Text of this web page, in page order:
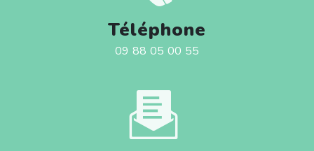
Téléphone
09 88 05 00 55